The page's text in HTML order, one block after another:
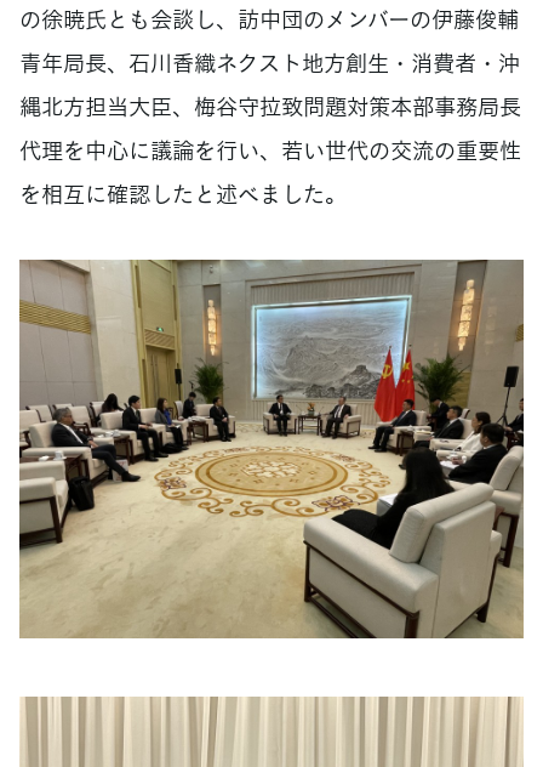
の徐暁氏とも会談し、訪中団のメンバーの伊藤俊輔
青年局長、石川香織ネクスト地方創生・消費者・沖
縄北方担当大臣、梅谷守拉致問題対策本部事務局長
代理を中心に議論を行い、若い世代の交流の重要性
を相互に確認したと述べました。